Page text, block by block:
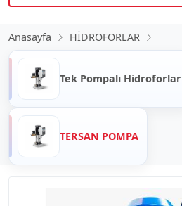
Anasayfa HİDROFORLAR
Tek Pompalı Hidroforlar
TERSAN POMPA